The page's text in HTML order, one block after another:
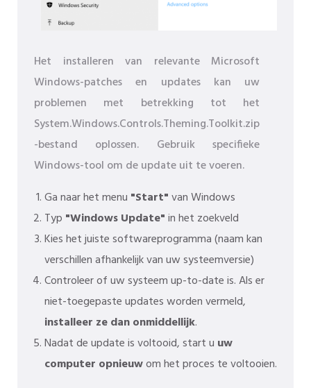
Het installeren van relevante Microsoft
Windows-patches en updates kan uw
problemen met betrekking tot het
System.Windows.Controls.Theming.Toolkit.zip
-bestand oplossen. Gebruik specifieke
Windows-tool om de update uit te voeren.
Ga naar het menu "Start"van Windows
Typ "Windows Update"in het zoekveld
Kies het juiste softwareprogramma (naam kan
verschillen afhankelijk van uw systeemversie)
Controleer of uw systeem up-to-date is. Als er
niet-toegepaste updates worden vermeld,
installeer ze dan onmiddellijk.
Nadat de update is voltooid, start u uw
computer opnieuwom het proces te voltooien.